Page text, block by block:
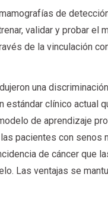
de
validar y probar el
de la vinculación
una
estándar clínico actual
de aprendizaje
pacientes con senos
de cáncer que
Las ventajas se